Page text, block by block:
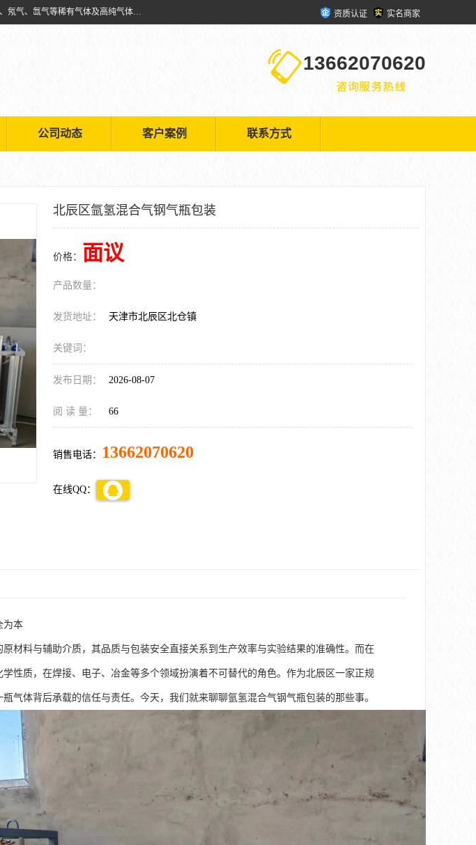
天津市利信工业气体经销部主要经营销售供应氧气、乙炔气、氩气、氮气、二氧化碳等大宗气体以及氦气、氪气、氖气、氙气等稀有气体及高纯气体的配送租赁 资质认证 实名商家
13662070620
公司动态 客户案例 联系方式
北辰区氩氢混合气钢气瓶包装
价格： 面议
产品数量：
发货地址： 天津市北辰区北仓镇
关键词：
发布日期： 2026-08-07
阅 读 量： 66
销售电话： 13662070620
在线QQ：
为本
材料与辅助介质，其品质与包装安全直接关系到生产效率与实验结果的准确性。而在
性质，在焊接、电子、冶金等多个领域扮演着不可替代的角色。作为北辰区一家正规
气体背后承载的信任与责任。今天，我们就来聊聊氩氢混合气钢气瓶包装的那些事。